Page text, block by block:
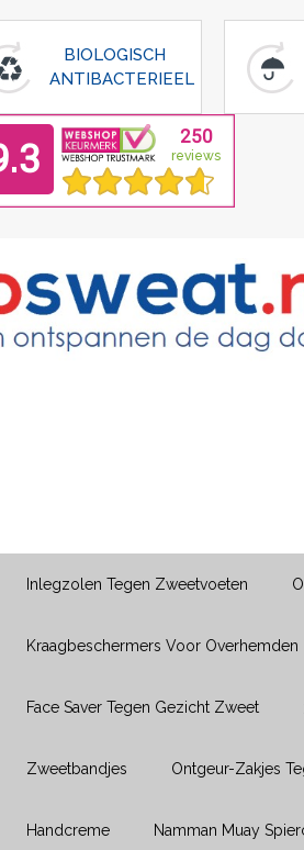
BIOLOGISCH
ANTIBACTERIEEL
Inlegzolen Tegen Zweetvoeten
Kraagbeschermers Voor Overhemden
Face Saver Tegen Gezicht Zweet
Zweetbandjes Ontgeur-Zakjes
Handcreme Namman Muay